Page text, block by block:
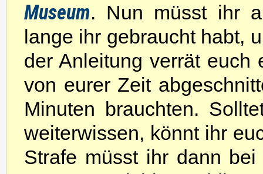
Museum. Nun müsst ihr
lange ihr gebraucht habt,
der Anleitung verrät euch
von eurer Zeit
Minuten brauchten.
weiterwissen, könnt ihr
Strafe müsst ihr dann